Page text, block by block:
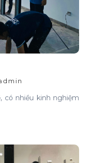
có nhiều kinh nghiệm